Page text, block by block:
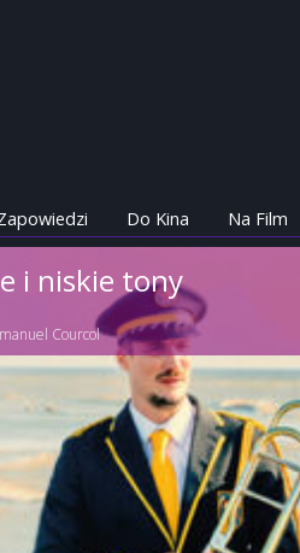
Do Kina Na Film
i niskie tony
Courcol